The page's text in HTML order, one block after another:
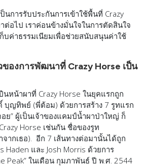
การรับประกันการเข้าใช้พื้นที่ Crazy
อไป เราค่อนข้างมั่นใจในการตัดสินใจ
ก็บค่าธรรมเนียมเพื่อช่วยสนับสนุนค่าใช้
ของการพัฒนาที่ Crazy Horse เป็น
น้าผาที่ Crazy Horse ในยุคแรกถูก
บุญทิพย์ (พี่ต้อม) ด้วยการสร้าง 7 รูทแรก
ย” ผู้เป็นเจ้าของแคมป์น้ำผาป่าใหญ่ ก็
Horse เช่นกัน ชื่อของรูท
จากเธอ). อีก 7 เส้นทางต่อมานั้นได้ถูก
Haden และ Josh Morris ด้วยการ
Peak” ในเดือน กุมภาพันธ์ ปี พ.ศ. 2544